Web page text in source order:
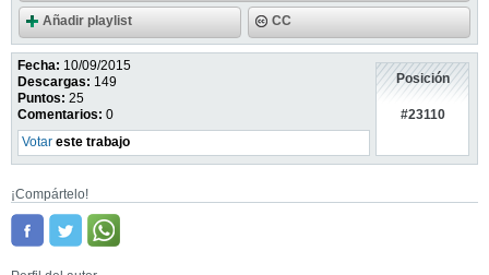
Añadir playlist CC
Fecha: 10/09/2015
Descargas: 149
Puntos: 25
Comentarios: 0
Votar este trabajo
Posición
#23110
¡Compártelo!